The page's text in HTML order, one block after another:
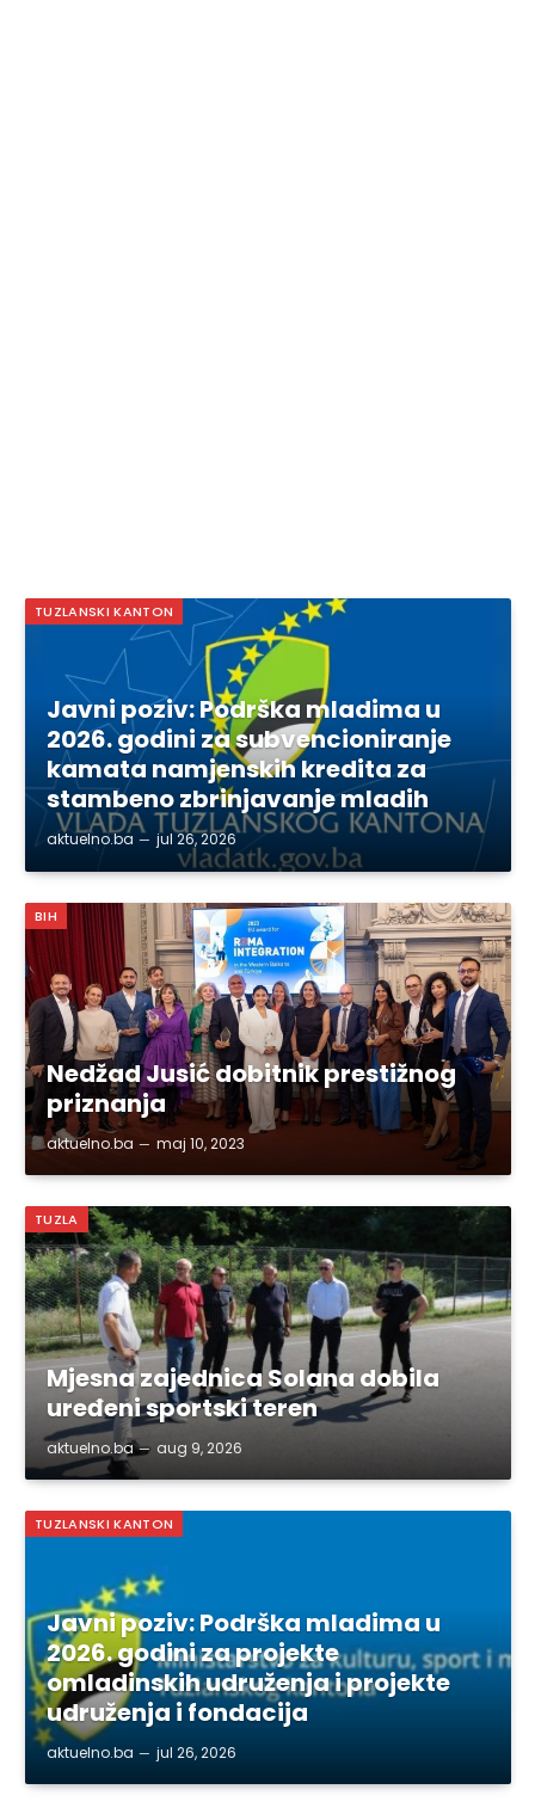
TUZLANSKI KANTON
Javni poziv: Podrška mladima u
2026. godini za subvencioniranje
kamata namjenskih kredita za
stambeno zbrinjavanje mladih
aktuelno.ba jul 26, 2026
BIH
Nedžad Jusić dobitnik prestižnog
priznanja
aktuelno.ba maj 10, 2023
TUZLA
Mjesna zajednica Solana dobila
uređeni sportski teren
aktuelno.ba aug 9, 2026
TUZLANSKI KANTON
Javni poziv: Podrška mladima u
2026. godini za projekte
omladinskih udruženja i projekte
udruženja i fondacija
aktuelno.ba jul 26, 2026